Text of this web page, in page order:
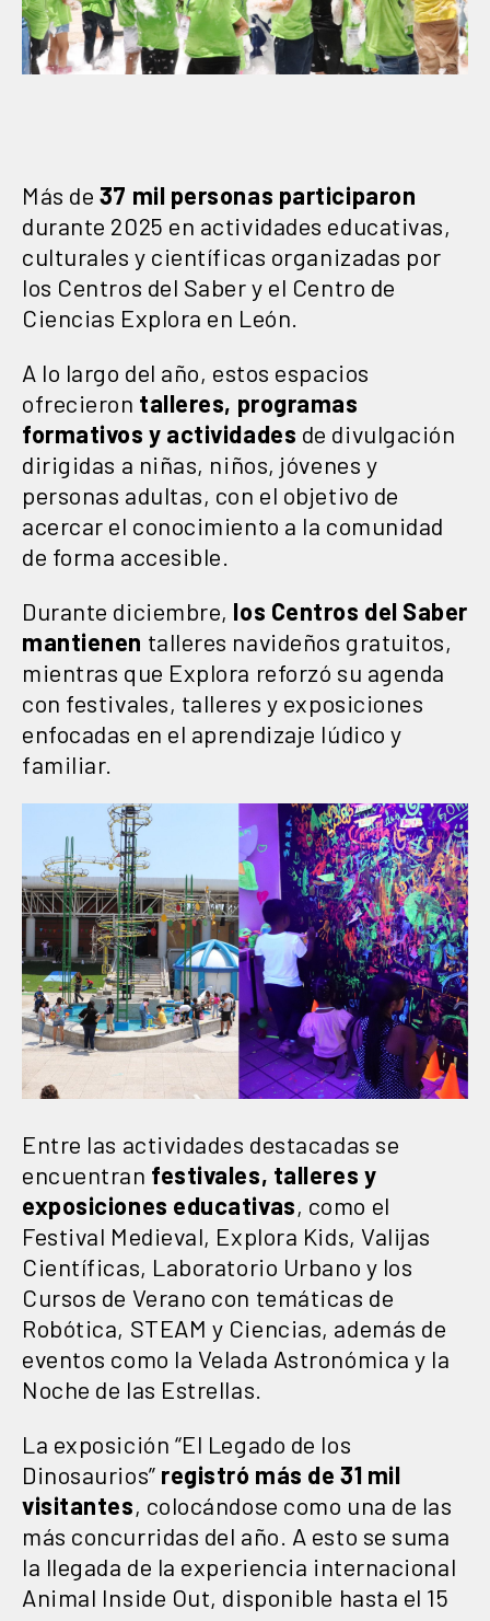
Más de 37 mil personas participaron
durante 2025 en actividades educativas,
culturales y científicas organizadas por
los Centros del Saber y el Centro de
Ciencias Explora en León.
A lo largo del año, estos espacios
ofrecieron talleres, programas
formativos y actividades de divulgación
dirigidas a niñas, niños, jóvenes y
personas adultas, con el objetivo de
acercar el conocimiento a la comunidad
de forma accesible.
Durante diciembre, los Centros del Saber
mantienen talleres navideños gratuitos,
mientras que Explora reforzó su agenda
con festivales, talleres y exposiciones
enfocadas en el aprendizaje lúdico y
familiar.
Entre las actividades destacadas se
encuentran festivales, talleres y
exposiciones educativas, como el
Festival Medieval, Explora Kids, Valijas
Científicas, Laboratorio Urbano y los
Cursos de Verano con temáticas de
Robótica, STEAM y Ciencias, además de
eventos como la Velada Astronómica y la
Noche de las Estrellas.
La exposición “El Legado de los
Dinosaurios” registró más de 31 mil
visitantes, colocándose como una de las
más concurridas del año. A esto se suma
la llegada de la experiencia internacional
Animal Inside Out, disponible hasta el 15